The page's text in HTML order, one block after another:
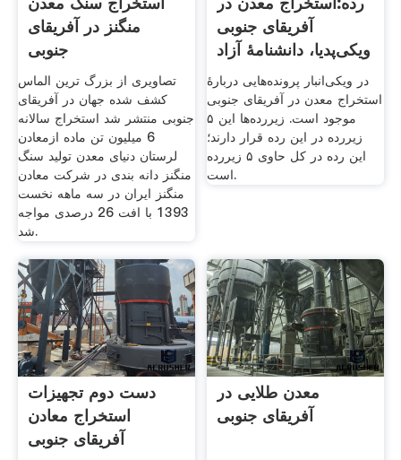
منگنز در آفریقای
جنوبی
تصاویری از بزرگ ترین الماس
کشف شده جهان در آفریقای
جنوبی منتشر شد استخراج سالانه
6 میلیون تن ماده ازمعادن
لرستان دنیای معدن تولید سنگ
منگنز دانه بندی در شرکت معادن
منگنز ایران در سه ماهه نخست
1393 با افت 26 درصدی مواجه
شد.
آفریقای جنوبی
ویکی‌پدیا، دانشنامهٔ آزاد
در ویکی‌انبار پرونده‌هایی دربارهٔ
استخراج معدن در آفریقای جنوبی
موجود است. زیررده‌ها این ۵
زیررده در این رده قرار دارند؛
این رده در کل حاوی ۵ زیررده
است.
دست دوم تجهیزات
استخراج معادن
آفریقای جنوبی
معدن طلایی در
آفریقای جنوبی